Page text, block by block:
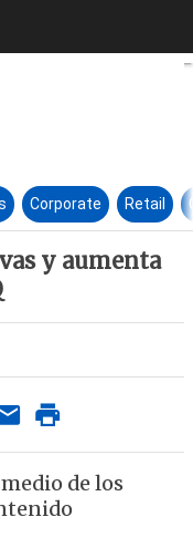
las expectativas
Corporate Retail
y aumenta
de los